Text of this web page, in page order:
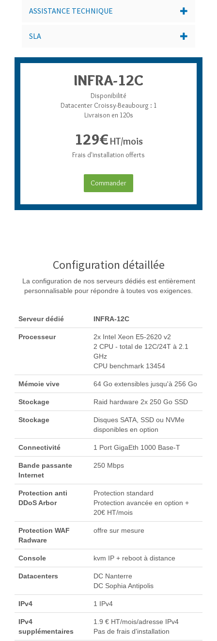
ASSISTANCE TECHNIQUE
SLA
INFRA-12C
Disponibilité
Datacenter Croissy-Beaubourg : 1
Livraison en 120s
129€HT/mois
Frais d'installation offerts
Commander
Configuration détaillée
La configuration de nos serveurs dédiés est entièrement
personnalisable pour répondre à toutes vos exigences.
Serveur dédié INFRA-12C
Processeur
2x Intel Xeon E5-2620 v2
2 CPU - total de 12C/24T à 2.1
GHz
CPU benchmark 13454
Mémoie vive 64 Go extensibles jusqu'à 256 Go
Stockage Raid hardware 2x 250 Go SSD
Stockage
Disques SATA, SSD ou NVMe
disponibles en option
Connectivité 1 Port GigaEth 1000 Base-T
Bande passante
Internet
250 Mbps
Protection anti
DDoS Arbor
Protection standard
Protection avancée en option +
20€ HT/mois
Protection WAF
Radware
offre sur mesure
Console kvm IP + reboot à distance
Datacenters
DC Nanterre
DC Sophia Antipolis
IPv4 1 IPv4
IPv4
supplémentaires
1.9 € HT/mois/adresse IPv4
Pas de frais d'installation